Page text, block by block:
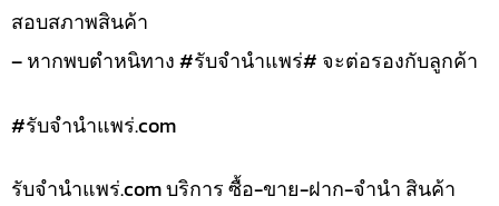
สอบสภาพสินค้า
– หากพบตำหนิทาง #รับจำนำแพร่# จะต่อรองกับลูกค้า
#รับจํานําแพร่.com
รับจํานําแพร่.com บริการ ซื้อ-ขาย-ฝาก-จำนำ สินค้า